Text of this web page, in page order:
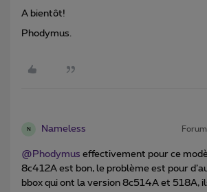
A bientôt!
Phodymus.
N Nameless
@Phodymus effectivement pour ce
8c412A est bon, le problème est pour
bbox qui ont la version 8c514A et 518A,